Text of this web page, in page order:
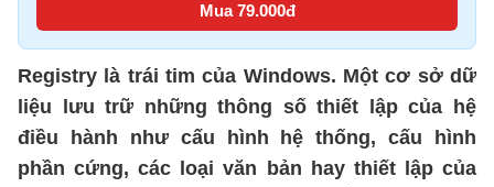
Mua 79.000đ
Registry là trái tim của Windows. Một cơ sở dữ
liệu lưu trữ những thông số thiết lập của hệ
điều hành như cấu hình hệ thống, cấu hình
phần cứng, các loại văn bản hay thiết lập của